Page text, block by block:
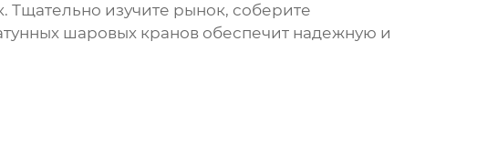
Тщательно изучите рынок, соберите
шаровых крановобеспечит надежную и